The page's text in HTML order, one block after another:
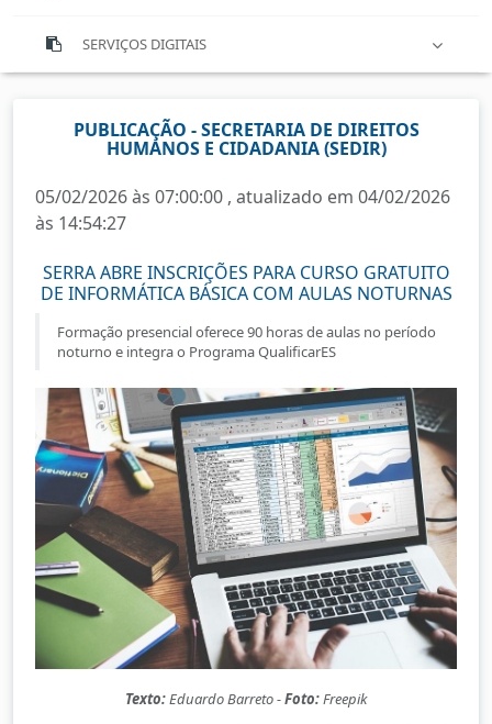
SERVIÇOS DIGITAIS
PUBLICAÇÃO - SECRETARIA DE DIREITOS
HUMANOS E CIDADANIA (SEDIR)
05/02/2026 às 07:00:00 , atualizado em 04/02/2026
às 14:54:27
SERRA ABRE INSCRIÇÕES PARA CURSO GRATUITO
DE INFORMÁTICA BÁSICA COM AULAS NOTURNAS
Formação presencial oferece 90 horas de aulas no período
noturno e integra o Programa QualificarES
Texto:Eduardo Barreto -Foto:Freepik